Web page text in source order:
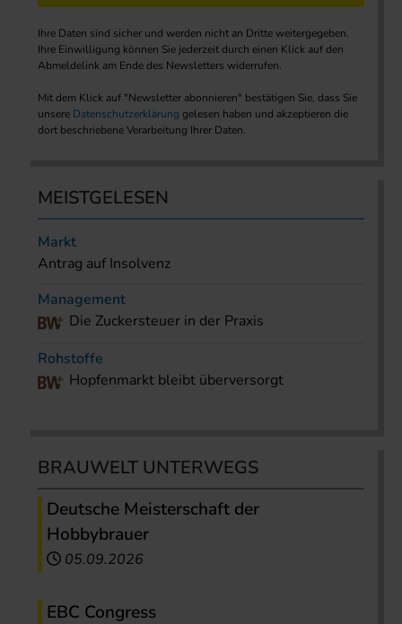
Ihre Daten sind sicher und werden nicht an Dritte weitergegeben.
Ihre Einwilligung können Sie jederzeit durch einen Klick auf den
Abmeldelink am Ende des Newsletters widerrufen.
Mit dem Klick auf "Newsletter abonnieren" bestätigen Sie, dass Sie
unsere Datenschutzerklärung gelesen haben und akzeptieren die
dort beschriebene Verarbeitung Ihrer Daten.
MEISTGELESEN
Markt
Antrag auf Insolvenz
Management
Die Zuckersteuer in der Praxis
Rohstoffe
Hopfenmarkt bleibt überversorgt
BRAUWELT UNTERWEGS
Deutsche Meisterschaft der
Hobbybrauer
05.09.2026
EBC Congress